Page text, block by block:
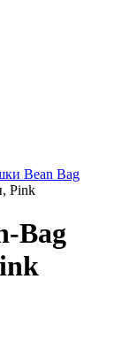
Bean Bag
Pink
Bag